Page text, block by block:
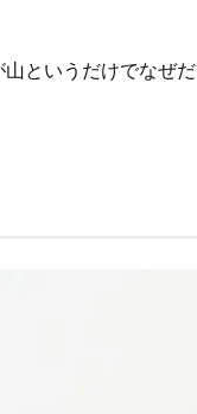
というだけでなぜだ